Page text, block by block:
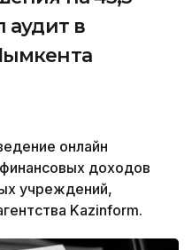
аудит в
онлайн
доходов
учреждений,
Kazinform.